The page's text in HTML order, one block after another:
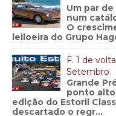
Um par
num
O
leiloeira do Grupo
F. 1 de
Setembro
Grande
ponto alto
edição do Estoril
descartado o regr...